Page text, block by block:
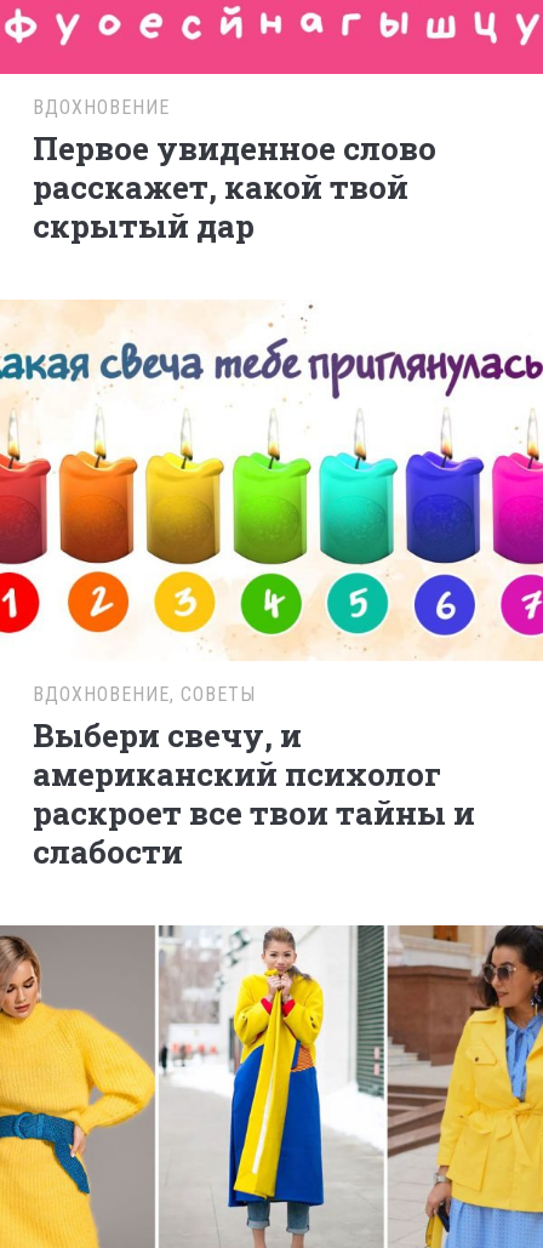
ВДОХНОВЕНИЕ
Первое увиденное слово
расскажет, какой твой
скрытый дар
ВДОХНОВЕНИЕ, СОВЕТЫ
Выбери свечу, и
американский психолог
раскроет все твои тайны и
слабости